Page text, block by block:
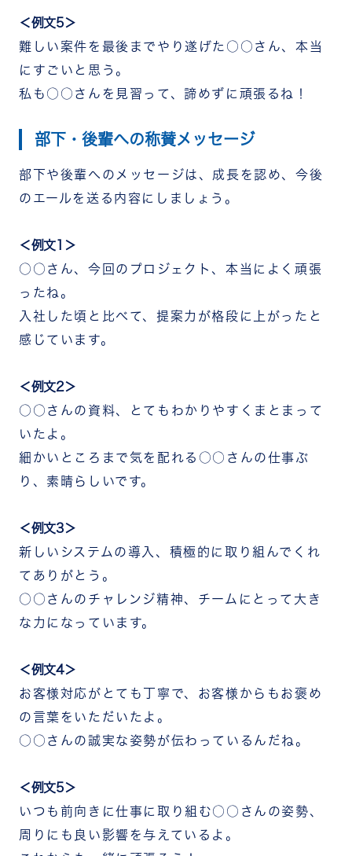
＜例文5＞
難しい案件を最後までやり遂げた○○さん、本当
にすごいと思う。
私も○○さんを見習って、諦めずに頑張るね！
部下・後輩への称賛メッセージ
部下や後輩へのメッセージは、成長を認め、今後
のエールを送る内容にしましょう。
＜例文1＞
○○さん、今回のプロジェクト、本当によく頑張
ったね。
入社した頃と比べて、提案力が格段に上がったと
感じています。
＜例文2＞
○○さんの資料、とてもわかりやすくまとまって
いたよ。
細かいところまで気を配れる○○さんの仕事ぶ
り、素晴らしいです。
＜例文3＞
新しいシステムの導入、積極的に取り組んでくれ
てありがとう。
○○さんのチャレンジ精神、チームにとって大き
な力になっています。
＜例文4＞
お客様対応がとても丁寧で、お客様からもお褒め
の言葉をいただいたよ。
○○さんの誠実な姿勢が伝わっているんだね。
＜例文5＞
いつも前向きに仕事に取り組む○○さんの姿勢、
周りにも良い影響を与えているよ。